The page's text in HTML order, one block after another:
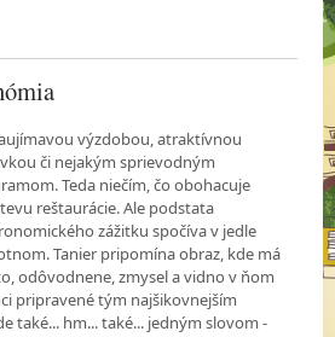
výzdobou, atraktívnou
či nejakým sprievodným
Teda niečím, čo obohacuje
reštaurácie. Ale podstata
zážitku spočíva v jedle
Tanier pripomína obraz, kde má
odôvodnene, zmysel a vidno v ňom
pripravené tým najšikovnejším
také... hm... také... jedným slovom -